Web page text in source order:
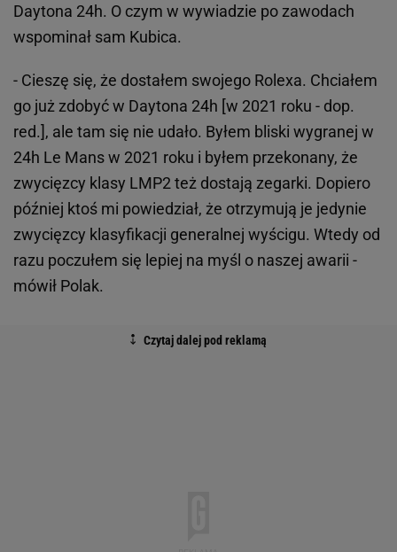
Daytona 24h. O czym w wywiadzie po zawodach
wspominał sam Kubica.
- Cieszę się, że dostałem swojego Rolexa. Chciałem
go już zdobyć w Daytona 24h [w 2021 roku - dop.
red.], ale tam się nie udało. Byłem bliski wygranej w
24h Le Mans w 2021 roku i byłem przekonany, że
zwycięzcy klasy LMP2 też dostają zegarki. Dopiero
później ktoś mi powiedział, że otrzymują je jedynie
zwycięzcy klasyfikacji generalnej wyścigu. Wtedy od
razu poczułem się lepiej na myśl o naszej awarii -
mówił Polak.